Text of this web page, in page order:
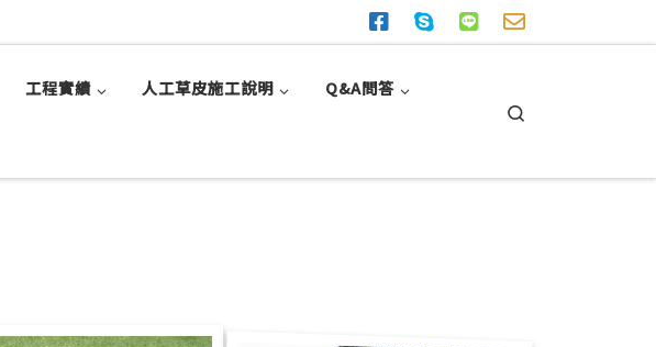
工程實績 人工草皮施工說明
Q&A問答